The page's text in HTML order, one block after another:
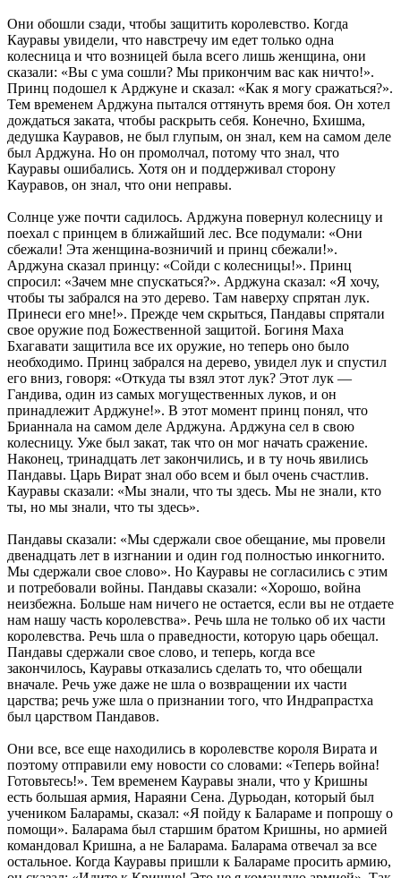
Они обошли сзади, чтобы защитить королевство. Когда
Кауравы увидели, что навстречу им едет только одна
колесница и что возницей была всего лишь женщина, они
сказали: «Вы с ума сошли? Мы прикончим вас как ничто!».
Принц подошел к Арджуне и сказал: «Как я могу сражаться?».
Тем временем Арджуна пытался оттянуть время боя. Он хотел
дождаться заката, чтобы раскрыть себя. Конечно, Бхишма,
дедушка Кауравов, не был глупым, он знал, кем на самом деле
был Арджуна. Но он промолчал, потому что знал, что
Кауравы ошибались. Хотя он и поддерживал сторону
Кауравов, он знал, что они неправы.
Солнце уже почти садилось. Арджуна повернул колесницу и
поехал с принцем в ближайший лес. Все подумали: «Они
сбежали! Эта женщина-возничий и принц сбежали!».
Арджуна сказал принцу: «Сойди с колесницы!». Принц
спросил: «Зачем мне спускаться?». Арджуна сказал: «Я хочу,
чтобы ты забрался на это дерево. Там наверху спрятан лук.
Принеси его мне!». Прежде чем скрыться, Пандавы спрятали
свое оружие под Божественной защитой. Богиня Маха
Бхагавати защитила все их оружие, но теперь оно было
необходимо. Принц забрался на дерево, увидел лук и спустил
его вниз, говоря: «Откуда ты взял этот лук? Этот лук —
Гандива, один из самых могущественных луков, и он
принадлежит Арджуне!». В этот момент принц понял, что
Брианнала на самом деле Арджуна. Арджуна сел в свою
колесницу. Уже был закат, так что он мог начать сражение.
Наконец, тринадцать лет закончились, и в ту ночь явились
Пандавы. Царь Вират знал обо всем и был очень счастлив.
Кауравы сказали: «Мы знали, что ты здесь. Мы не знали, кто
ты, но мы знали, что ты здесь».
Пандавы сказали: «Мы сдержали свое обещание, мы провели
двенадцать лет в изгнании и один год полностью инкогнито.
Мы сдержали свое слово». Но Кауравы не согласились с этим
и потребовали войны. Пандавы сказали: «Хорошо, война
неизбежна. Больше нам ничего не остается, если вы не отдаете
нам нашу часть королевства». Речь шла не только об их части
королевства. Речь шла о праведности, которую царь обещал.
Пандавы сдержали свое слово, и теперь, когда все
закончилось, Кауравы отказались сделать то, что обещали
вначале. Речь уже даже не шла о возвращении их части
царства; речь уже шла о признании того, что Индрапрастха
был царством Пандавов.
Они все, все еще находились в королевстве короля Вирата и
поэтому отправили ему новости со словами: «Теперь война!
Готовьтесь!». Тем временем Кауравы знали, что у Кришны
есть большая армия, Нараяни Сена. Дурьодан, который был
учеником Баларамы, сказал: «Я пойду к Балараме и попрошу о
помощи». Баларама был старшим братом Кришны, но армией
командовал Кришна, а не Баларама. Баларама отвечал за все
остальное. Когда Кауравы пришли к Балараме просить армию,